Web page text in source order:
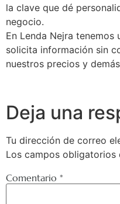
la clave que dé
negocio.
En Lenda Nejra tenemos
solicita información sin
nuestros precios y
Deja una
Tu dirección de correo
Los campos obligatorios
Comentario *